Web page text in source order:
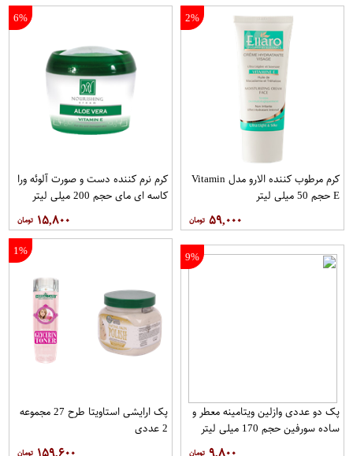
2%
کرم مرطوب کننده الارو مدل Vitamin
E حجم 50 میلی لیتر
۵۹,۰۰۰
6%
کرم نرم کننده دست و صورت آلوئه ورا
کاسه ای مای حجم 200 میلی لیتر
۱۵,۸۰۰
9%
پک دو عددی وازلین ویتامینه معطر و
ساده سورفین حجم 170 میلی لیتر
1%
پک ارایشی استاویتا طرح 27 مجموعه
2 عددی